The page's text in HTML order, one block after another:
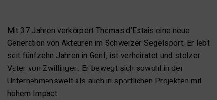
Mit 37 Jahren verkörpert Thomas d’Estais eine neue
Generation von Akteuren im Schweizer Segelsport. Er lebt
seit fünfzehn Jahren in Genf, ist verheiratet und stolzer
Vater von Zwillingen. Er bewegt sich sowohl in der
Unternehmenswelt als auch in sportlichen Projekten mit
hohem Impact.